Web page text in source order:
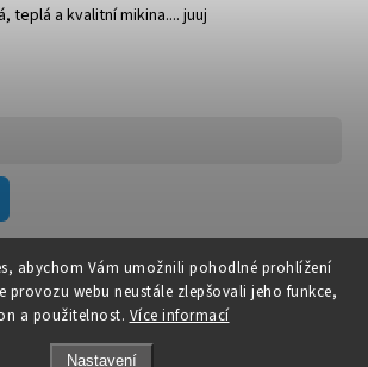
abychom Vám umožnili pohodlné prohlížení
provozu webu neustále zlepšovali jeho funkce,
a použitelnost. Více informací
Nastavení
teplá a kvalitní mikina.... juuj